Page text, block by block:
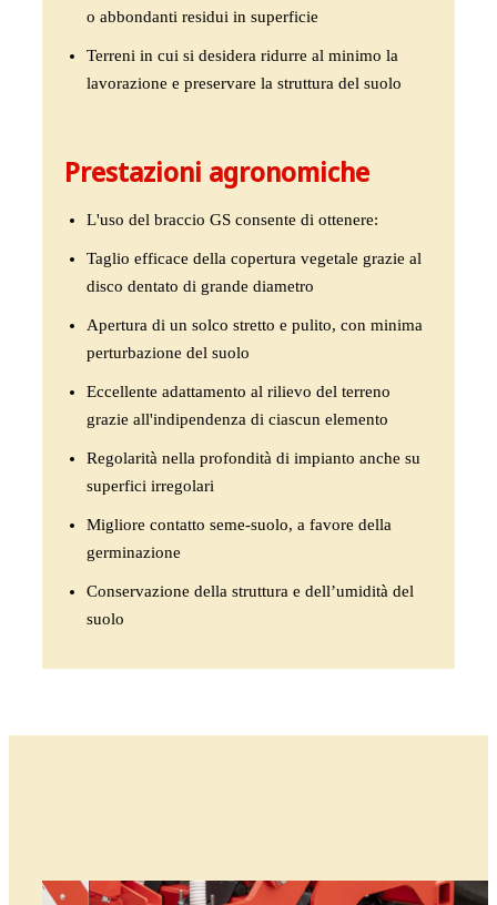
o abbondanti residui in superficie
Terreni in cui si desidera ridurre al minimo la
lavorazione e preservare la struttura del suolo
Prestazioni agronomiche
L'uso del braccio GS consente di ottenere:
Taglio efficace della copertura vegetale grazie al
disco dentato di grande diametro
Apertura di un solco stretto e pulito, con minima
perturbazione del suolo
Eccellente adattamento al rilievo del terreno
grazie all'indipendenza di ciascun elemento
Regolarità nella profondità di impianto anche su
superfici irregolari
Migliore contatto seme-suolo, a favore della
germinazione
Conservazione della struttura e dell’umidità del
suolo